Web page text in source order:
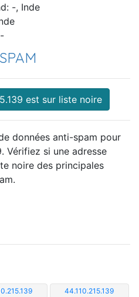
-, Inde
est sur liste noire
données anti-spam pour
Vérifiez si une adresse
noire des principales
44.110.215.139